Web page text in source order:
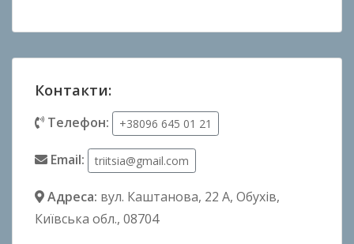
Контакти:
Телефон: +38096 645 01 21
Email: triitsia@gmail.com
Адреса: вул. Каштанова, 22 А, Обухів,
Київська обл., 08704